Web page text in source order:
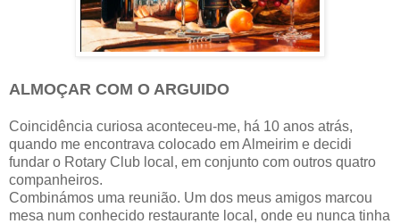
ALMOÇAR COM O ARGUIDO
Coincidência curiosa aconteceu-me, há 10 anos atrás,
quando me encontrava colocado em Almeirim e decidi
fundar o Rotary Club local, em conjunto com outros quatro
companheiros.
Combinámos uma reunião. Um dos meus amigos marcou
mesa num conhecido restaurante local, onde eu nunca tinha